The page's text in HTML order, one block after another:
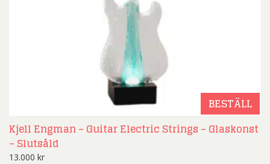
BESTÄLL
Kjell Engman – Guitar Electric Strings – Glaskonst
– Slutsåld
13.000 kr